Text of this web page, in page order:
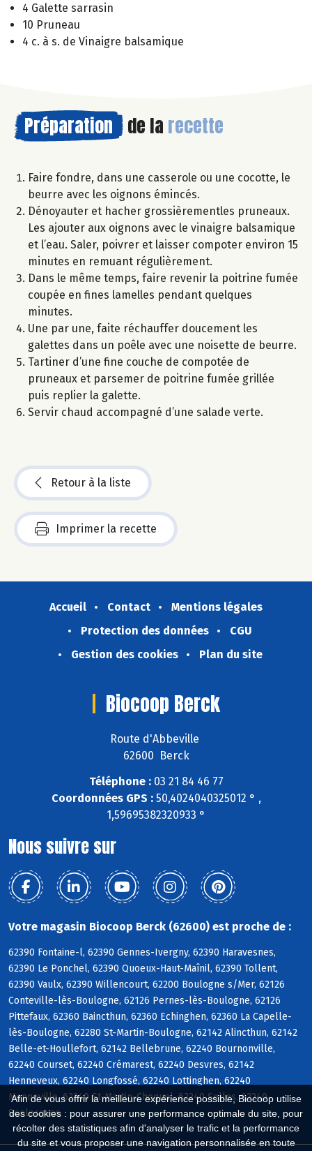
Afin de vous offrir la meilleure expérience possible, Biocoop utilise
des cookies : pour assurer une performance optimale du site, pour
récolter des statistiques afin d'analyser le trafic et la performance
du site et vous proposer une navigation personnalisée en toute
4 Galette sarrasin
10 Pruneau
4 c. à s. de Vinaigre balsamique
Préparation de la recette
Faire fondre, dans une casserole ou une cocotte, le
beurre avec les oignons émincés.
Dénoyauter et hacher grossièrementles pruneaux.
Les ajouter aux oignons avec le vinaigre balsamique
et l’eau. Saler, poivrer et laisser compoter environ 15
minutes en remuant régulièrement.
Dans le même temps, faire revenir la poitrine fumée
coupée en fines lamelles pendant quelques
minutes.
Une par une, faite réchauffer doucement les
galettes dans un poêle avec une noisette de beurre.
Tartiner d’une fine couche de compotée de
pruneaux et parsemer de poitrine fumée grillée
puis replier la galette.
Servir chaud accompagné d’une salade verte.
Retour à la liste
Imprimer la recette
Accueil Contact
Mentions légales
Protection des données
CGU
Gestion des cookies
Plan du site
Biocoop Berck
Route d'Abbeville
62600 Berck
Téléphone :03 21 84 46 77
Coordonnées GPS :50,4024040325012 ° ,
1,59695382320933 °
Nous suivre sur
Votre magasin Biocoop Berck (62600) est proche de :
62390 Fontaine-l, 62390 Gennes-Ivergny, 62390 Haravesnes,
62390 Le Ponchel, 62390 Quoeux-Haut-Maînil, 62390 Tollent,
62390 Vaulx, 62390 Willencourt, 62200 Boulogne s/Mer, 62126
Conteville-lès-Boulogne, 62126 Pernes-lès-Boulogne, 62126
Pittefaux, 62360 Baincthun, 62360 Echinghen, 62360 La Capelle-
lès-Boulogne, 62280 St-Martin-Boulogne, 62142 Alincthun, 62142
Belle-et-Houllefort, 62142 Bellebrune, 62240 Bournonville,
62240 Courset, 62240 Crémarest, 62240 Desvres, 62142
Henneveux, 62240 Longfossé, 62240 Lottinghen, 62240
Menneville, 62240 St-Martin-Choquel, 62240 Selles, 62240
Senlecques